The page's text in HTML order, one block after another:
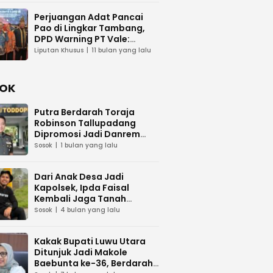
Perjuangan Adat Pancai
Pao di Lingkar Tambang,
DPD Warning PT Vale:
Jangan Abaikan Budaya
Liputan Khusus 11 bulan yang lalu
Putra Berdarah Toraja
Robinson Tallupadang
Dipromosi Jadi Danrem
141/Toddopuli
Sosok 1 bulan yang lalu
Dari Anak Desa Jadi
Kapolsek, Ipda Faisal
Kembali Jaga Tanah
Kelahiran
Sosok 4 bulan yang lalu
Kakak Bupati Luwu Utara
Ditunjuk Jadi Makole
Baebunta ke-36, Berdarah